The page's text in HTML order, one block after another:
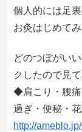
個人的には足
お灸はじめてみ
どのつぼがい
クしたので見
◆肩こり・腰痛
過ぎ・便秘・
http://